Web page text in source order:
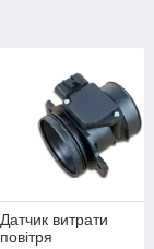
Датчик витрати
повітря